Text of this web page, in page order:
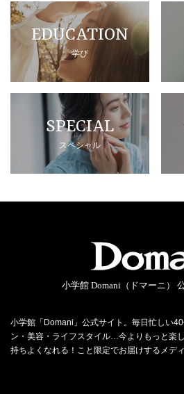
EDUCATION
学び
SPECIAL
スペシャル
小学館 Domani（ドマーニ）
小学館「Domani」公式サイト。毎日忙しい
ン・美容・ライフスタイル…今よりもっと楽
持ちよくなれる！こと限定でお届けするメディ